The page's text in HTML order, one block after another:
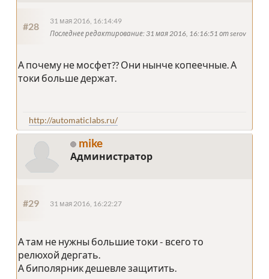
#28
31 мая 2016, 16:14:49
Последнее редактирование: 31 мая 2016, 16:16:51 от serov
А почему не мосфет?? Они нынче копеечные. А
токи больше держат.
http://automaticlabs.ru/
mike
Администратор
#29 31 мая 2016, 16:22:27
А там не нужны большие токи - всего то
релюхой дергать.
А биполярник дешевле защитить.